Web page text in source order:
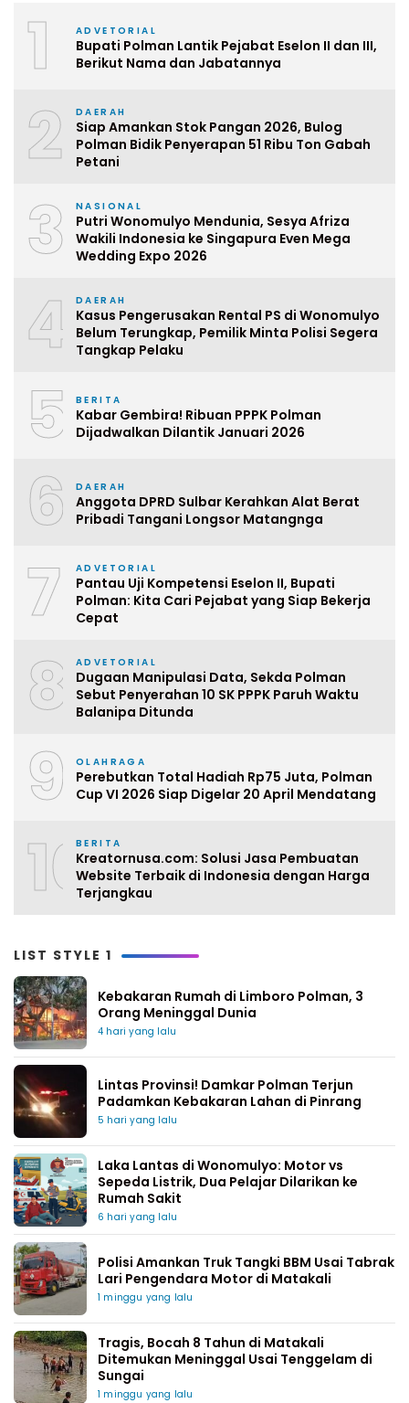
1 ADVETORIAL
Bupati Polman Lantik Pejabat Eselon II dan III,
Berikut Nama dan Jabatannya
2 DAERAH
Siap Amankan Stok Pangan 2026, Bulog
Polman Bidik Penyerapan 51 Ribu Ton Gabah
Petani
3 NASIONAL
Putri Wonomulyo Mendunia, Sesya Afriza
Wakili Indonesia ke Singapura Even Mega
Wedding Expo 2026
4 DAERAH
Kasus Pengerusakan Rental PS di Wonomulyo
Belum Terungkap, Pemilik Minta Polisi Segera
Tangkap Pelaku
5 BERITA
Kabar Gembira! Ribuan PPPK Polman
Dijadwalkan Dilantik Januari 2026
6 DAERAH
Anggota DPRD Sulbar Kerahkan Alat Berat
Pribadi Tangani Longsor Matangnga
7 ADVETORIAL
Pantau Uji Kompetensi Eselon II, Bupati
Polman: Kita Cari Pejabat yang Siap Bekerja
Cepat
8 ADVETORIAL
Dugaan Manipulasi Data, Sekda Polman
Sebut Penyerahan 10 SK PPPK Paruh Waktu
Balanipa Ditunda
9 OLAHRAGA
Perebutkan Total Hadiah Rp75 Juta, Polman
Cup VI 2026 Siap Digelar 20 April Mendatang
10BERITA
Kreatornusa.com: Solusi Jasa Pembuatan
Website Terbaik di Indonesia dengan Harga
Terjangkau
LIST STYLE 1
Kebakaran Rumah di Limboro Polman, 3
Orang Meninggal Dunia
4 hari yang lalu
Lintas Provinsi! Damkar Polman Terjun
Padamkan Kebakaran Lahan di Pinrang
5 hari yang lalu
Laka Lantas di Wonomulyo: Motor vs
Sepeda Listrik, Dua Pelajar Dilarikan ke
Rumah Sakit
6 hari yang lalu
Polisi Amankan Truk Tangki BBM Usai Tabrak
Lari Pengendara Motor di Matakali
1 minggu yang lalu
Tragis, Bocah 8 Tahun di Matakali
Ditemukan Meninggal Usai Tenggelam di
Sungai
1 minggu yang lalu